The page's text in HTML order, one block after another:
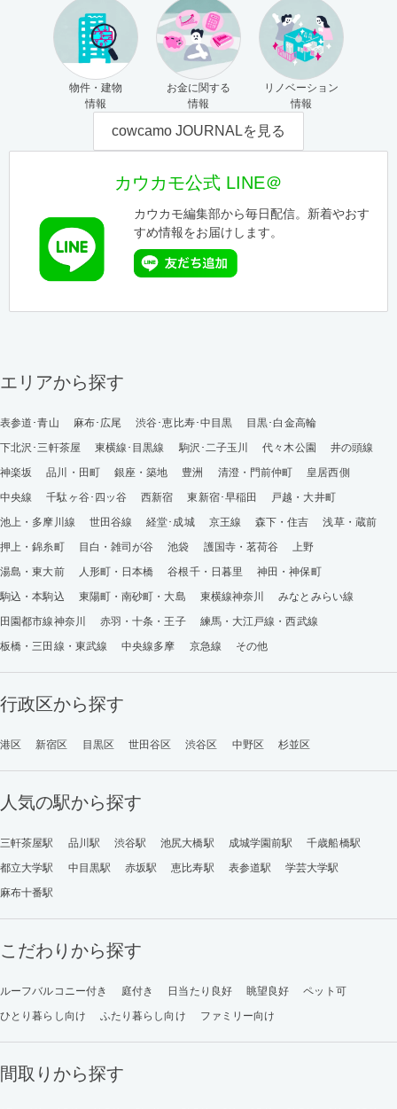
物件・建物
情報
お金に関する
情報
リノベーション
情報
cowcamo JOURNALを見る
カウカモ公式 LINE＠
カウカモ編集部から毎日配信。新着やおす
すめ情報をお届けします。
エリアから探す
表参道･青山 麻布･広尾 渋谷･恵比寿･中目黒
目黒･白金高輪
下北沢･三軒茶屋
東横線･目黒線 駒沢･二子玉川 代々木公園
井の頭線
神楽坂
品川・田町 銀座・築地 豊洲 清澄・門前仲町
皇居西側
中央線
千駄ヶ谷･四ッ谷 西新宿 東新宿･早稲田
戸越・大井町
池上・多摩川線
世田谷線 経堂･成城 京王線 森下・住吉
浅草・蔵前
押上・錦糸町
目白・雑司が谷 池袋 護国寺・茗荷谷
上野
湯島・東大前
人形町・日本橋 谷根千・日暮里
神田・神保町
駒込・本駒込
東陽町・南砂町・大島 東横線神奈川
みなとみらい線
田園都市線神奈川
赤羽・十条・王子
練馬・大江戸線・西武線
板橋・三田線・東武線
中央線多摩 京急線 その他
行政区から探す
港区 新宿区 目黒区 世田谷区 渋谷区 中野区 杉並区
人気の駅から探す
三軒茶屋駅 品川駅 渋谷駅 池尻大橋駅 成城学園前駅
千歳船橋駅
都立大学駅
中目黒駅 赤坂駅 恵比寿駅 表参道駅
学芸大学駅
麻布十番駅
こだわりから探す
ルーフバルコニー付き 庭付き 日当たり良好 眺望良好
ペット可
ひとり暮らし向け
ふたり暮らし向け ファミリー向け
間取りから探す